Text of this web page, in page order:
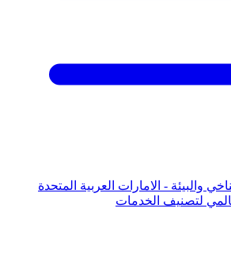
والبيئة - الامارات العربية المتحدة
لتصنيف الخدمات